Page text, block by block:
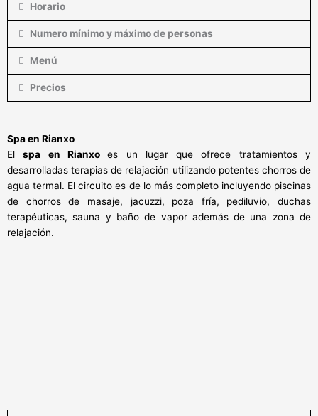
Horario
Numero mínimo y máximo de personas
Menú
Precios
Spa en Rianxo
Elspa en Rianxoes un lugar que ofrece tratamientos y
desarrolladas terapias de relajación utilizando potentes chorros de
agua termal. El circuito es de lo más completo incluyendo piscinas
de chorros de masaje, jacuzzi, poza fría, pediluvio, duchas
terapéuticas, sauna y baño de vapor además de una zona de
relajación.